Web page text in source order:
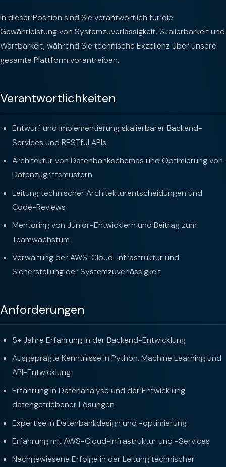
In dieser Position sind Sie verantwortlich für die
Gewährleistung von Systemzuverlässigkeit, Skalierbarkeit und
Wartbarkeit, während Sie technische Exzellenz über unsere
gesamte Plattform vorantreiben.
Verantwortlichkeiten
Entwurf und Implementierung skalierbarer Backend-
Services und RESTful APIs
Architektur von Datenbankschemas und Optimierung von
Datenzugriffsmustern
Leitung technischer Architekturentscheidungen und
Code-Reviews
Mentoring von Junior-Entwicklern und Beitrag zum
Teamwachstum
Verwaltung der AWS-Cloud-Infrastruktur und
Sicherstellung der Systemzuverlässigkeit
Anforderungen
5+ Jahre Erfahrung in der Backend-Entwicklung
Ausgeprägte Kenntnisse in Python, Machine Learning und
API-Entwicklung
Erfahrung in Datenanalyse und der Entwicklung
datengetriebener Lösungen
Expertise in Datenbankdesign und -optimierung
Erfahrung mit AWS-Cloud-Infrastruktur und -Services
Nachgewiesene Erfolge in der Leitung technischer